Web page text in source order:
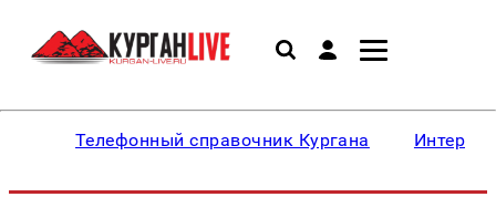
Телефонный справочник Кургана